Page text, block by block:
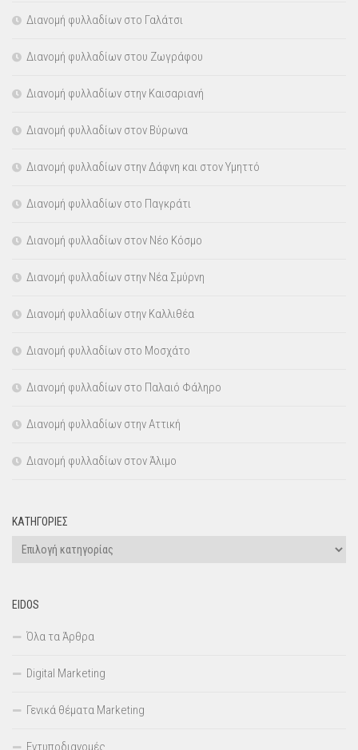
Διανομή φυλλαδίων στο Γαλάτσι
Διανομή φυλλαδίων στου Ζωγράφου
Διανομή φυλλαδίων στην Καισαριανή
Διανομή φυλλαδίων στον Βύρωνα
Διανομή φυλλαδίων στην Δάφνη και στον Υμηττό
Διανομή φυλλαδίων στο Παγκράτι
Διανομή φυλλαδίων στον Νέο Κόσμο
Διανομή φυλλαδίων στην Νέα Σμύρνη
Διανομή φυλλαδίων στην Καλλιθέα
Διανομή φυλλαδίων στο Μοσχάτο
Διανομή φυλλαδίων στο Παλαιό Φάληρο
Διανομή φυλλαδίων στην Αττική
Διανομή φυλλαδίων στον Άλιμο
KΑΤΗΓΟΡΊΕΣ
Kατηγορίες
EIDOS
Όλα τα Άρθρα
Digital Marketing
Γενικά θέματα Marketing
Εντυποδιανομές